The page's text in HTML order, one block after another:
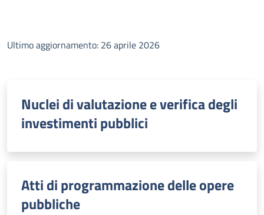
Ultimo aggiornamento: 26 aprile 2026
Nuclei di valutazione e verifica degli
investimenti pubblici
Atti di programmazione delle opere
pubbliche